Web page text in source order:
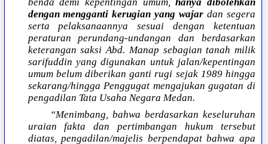
dengan mengganti kerugian yang wajar dan segera
serta pelaksanaannya sesuai dengan ketentuan
peraturan perundang-undangan dan berdasarkan
keterangan saksi Abd. Manap sebagian tanah milik
sarifuddin yang digunakan untuk jalan/kepentingan
umum belum diberikan ganti rugi sejak 1989 hingga
sekarang/hingga Penggugat mengajukan gugatan di
pengadilan Tata Usaha Negara Medan.
“Menimbang, bahwa berdasarkan keseluruhan
uraian fakta dan pertimbangan hukum tersebut
diatas, pengadilan/majelis berpendapat bahwa apa